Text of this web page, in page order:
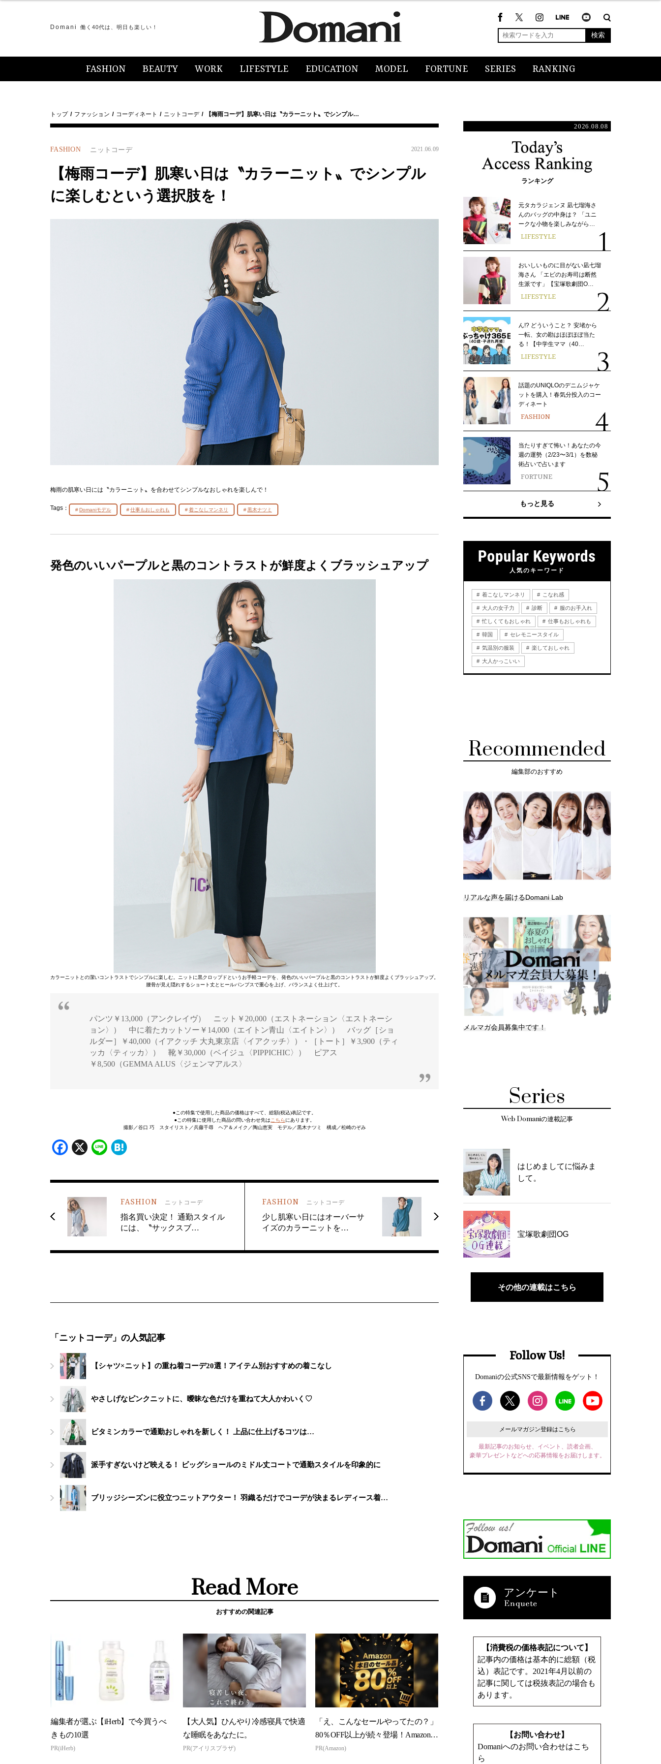
Domani 働く40代は、明日も楽しい！
検索
FASHION BEAUTY WORK LIFESTYLE EDUCATION MODEL FORTUNE SERIES RANKING
トップ ファッション コーディネート ニットコーデ 【梅雨コーデ】肌寒い日は〝カラーニット〟でシンプル…
FASHION ニットコーデ 2021.06.09
【梅雨コーデ】肌寒い日は〝カラーニット〟でシンプル
に楽しむという選択肢を！
梅雨の肌寒い日には〝カラーニット〟を合わせてシンプルなおしゃれを楽しんで！
Tags： Domaniモデル 仕事もおしゃれも 着こなしマンネリ 黒木ナツミ
発色のいいパープルと黒のコントラストが鮮度よくブラッシュアップ
カラーニットとの潔いコントラストでシンプルに楽しむ。ニットに黒クロップドというお手軽コーデを、発色のいいパープルと黒のコントラストが鮮度よくブラッシュアップ。
腰骨が見え隠れするショート丈とヒールパンプスで重心を上げ、バランスよく仕上げて。
パンツ￥13,000（アンクレイヴ） ニット￥20,000（エストネーション〈エストネーシ
ョン〉） 中に着たカットソー￥14,000（エイトン青山〈エイトン〉） バッグ［ショ
ルダー］￥40,000（イアクッチ 大丸東京店〈イアクッチ〉）・［トート］￥3,900（ティ
ッカ〈ティッカ〉） 靴￥30,000（ベイジュ〈PIPPICHIC〉） ピアス
￥8,500（GEMMA ALUS〈ジェンマアルス〉
●この特集で使用した商品の価格はすべて、総額(税込)表記です。
●この特集に使用した商品の問い合わせ先は こちらにあります。
撮影／谷口 巧 スタイリスト／兵藤千尋 ヘア＆メイク／陶山恵実 モデル／黒木ナツミ 構成／松崎のぞみ
Facebook
X Line
FASHION ニットコーデ
指名買い決定！ 通勤スタイル
には、〝サックスブ…
FASHION ニットコーデ
少し肌寒い日にはオーバーサ
イズのカラーニットを…
「ニットコーデ」の人気記事
【シャツ×ニット】の重ね着コーデ20選！アイテム別おすすめの着こなし
やさしげなピンクニットに、曖昧な色だけを重ねて大人かわいく♡
ビタミンカラーで通勤おしゃれを新しく！ 上品に仕上げるコツは…
派手すぎないけど映える！ ビッグショールのミドル丈コートで通勤スタイルを印象的に
ブリッジシーズンに役立つニットアウター！ 羽織るだけでコーデが決まるレディース着…
Read More
おすすめの関連記事
編集者が選ぶ【iHerb】で今買うべ
きもの10選
PR(iHerb)
【大人気】ひんやり冷感寝具で快適
な睡眠をあなたに。
PR(アイリスプラザ)
「え、こんなセールやってたの？」
80％OFF以上が続々登場！Amazonの
本気が...
PR(Amazon)
2026.08.08
ランキング
元タカラジェンヌ 凪七瑠海さ
んのバッグの中身は？ 「ユニ
ークな小物を楽しみながら…
LIFESTYLE
おいしいものに目がない凪七瑠
海さん 「エビのお寿司は断然
生派です」【宝塚歌劇団O…
LIFESTYLE
ん!? どういうこと？ 安堵から
一転、女の勘はほぼほぼ当た
る！【中学生ママ（40…
LIFESTYLE
話題のUNIQLOのデニムジャケ
ットを購入！春気分投入のコー
ディネート
FASHION
当たりすぎて怖い！あなたの今
週の運勢（2/23〜3/1）を数秘
術占いで占います
FORTUNE
もっと見る
人気のキーワード
着こなしマンネリ こなれ感
大人の女子力 診断 服のお手入れ
忙しくてもおしゃれ 仕事もおしゃれも
韓国 セレモニースタイル
気温別の服装 楽しておしゃれ
大人かっこいい
Recommended
編集部のおすすめ
リアルな声を届けるDomani Lab
メルマガ会員募集中です！
Series
Web Domaniの連載記事
はじめましてに悩みま
して。
宝塚歌劇団OG
その他の連載はこちら
Follow Us!
Domaniの公式SNSで最新情報をゲット！
メールマガジン登録はこちら
最新記事のお知らせ、イベント、読者企画、
豪華プレゼントなどへの応募情報をお届けします。
アンケート
【消費税の価格表記について】
記事内の価格は基本的に総額（税
込）表記です。2021年4月以前の
記事に関しては税抜表記の場合も
あります。
【お問い合わせ】
Domaniへのお問い合わせはこち
ら